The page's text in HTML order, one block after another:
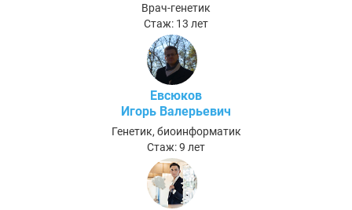
Врач-генетик
Стаж: 13 лет
Евсюков
Игорь Валерьевич
Генетик, биоинформатик
Стаж: 9 лет